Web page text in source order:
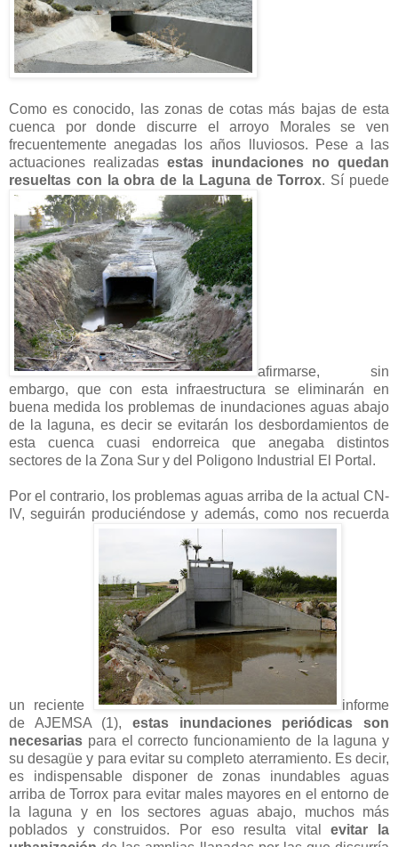
Como es conocido, las zonas de cotas más bajas de esta
cuenca por donde discurre el arroyo Morales se ven
frecuentemente anegadas los años lluviosos. Pese a las
actuaciones realizadas estas inundaciones no quedan
resueltas con la obra de la Laguna de Torrox. Sí puede
afirmarse, sin
embargo, que con esta infraestructura se eliminarán en
buena medida los problemas de inundaciones aguas abajo
de la laguna, es decir se evitarán los desbordamientos de
esta cuenca cuasi endorreica que anegaba distintos
sectores de la Zona Sur y del Poligono Industrial El Portal.
Por el contrario, los problemas aguas arriba de la actual CN-
IV, seguirán produciéndose y además, como nos recuerda
un reciente
informe
de AJEMSA (1), estas inundaciones periódicas son
necesarias para el correcto funcionamiento de la laguna y
su desagüe y para evitar su completo aterramiento. Es decir,
es indispensable disponer de zonas inundables aguas
arriba de Torrox para evitar males mayores en el entorno de
la laguna y en los sectores aguas abajo, muchos más
poblados y construidos. Por eso resulta vitalevitar la